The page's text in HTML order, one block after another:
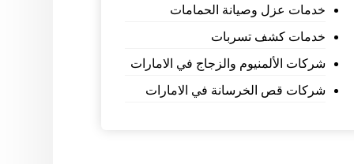
خدمات عزل وصيانة الحمامات
خدمات كشف تسربات
شركات الألمنيوم والزجاج في الامارات
شركات قص الخرسانة في الامارات